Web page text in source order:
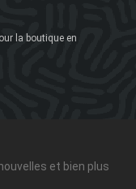
la boutique en
et bien plus